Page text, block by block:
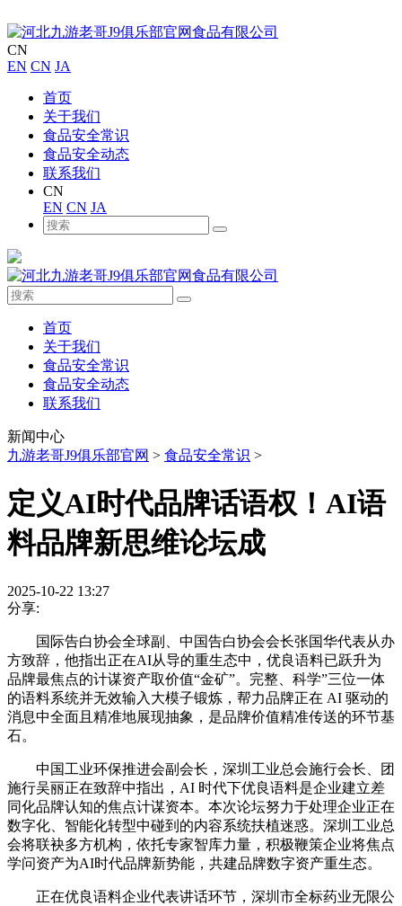
CN
EN CN JA
首页
关于我们
食品安全常识
食品安全动态
联系我们
CN
EN CN JA
首页
关于我们
食品安全常识
食品安全动态
联系我们
新闻中心
九游老哥J9俱乐部官网 > 食品安全常识 >
定义AI时代品牌话语权！AI语
料品牌新思维论坛成
2025-10-22 13:27
分享:
国际告白协会全球副、中国告白协会会长张国华代表从办
方致辞，他指出正在AI从导的重生态中，优良语料已跃升为
品牌最焦点的计谋资产取价值“金矿”。完整、科学”三位一体
的语料系统并无效输入大模子锻炼，帮力品牌正在 AI 驱动的
消息中全面且精准地展现抽象，是品牌价值精准传送的环节基
石。
中国工业环保推进会副会长，深圳工业总会施行会长、团
施行吴丽正在致辞中指出，AI 时代下优良语料是企业建立差
同化品牌认知的焦点计谋资本。本次论坛努力于处理企业正在
数字化、智能化转型中碰到的内容系统扶植迷惑。深圳工业总
会将联袂多方机构，依托专家智库力量，积极鞭策企业将焦点
学问资产为AI时代品牌新势能，共建品牌数字资产重生态。
正在优良语料企业代表讲话环节，深圳市全标药业无限公